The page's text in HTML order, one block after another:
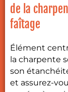
de la
faîtage
Élément
la charpente
son
et assurez-